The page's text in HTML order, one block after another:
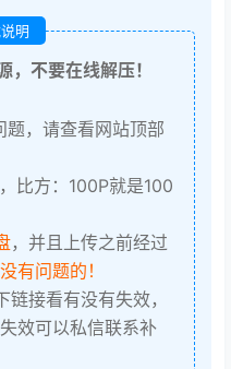
明
，不要在线解压！
题，请查看网站顶部
比方：100P就是100
，并且上传之前经过
有问题的！
接看有没有失效，
效可以私信联系补